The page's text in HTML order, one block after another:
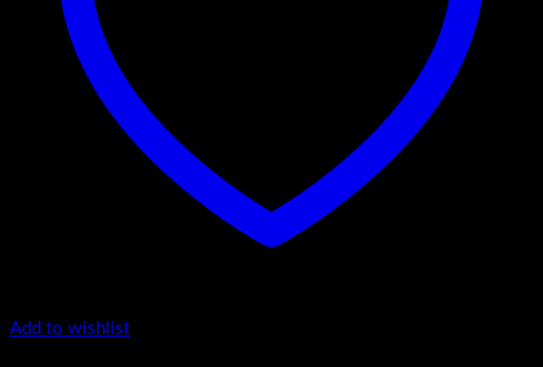
Add to wishlist